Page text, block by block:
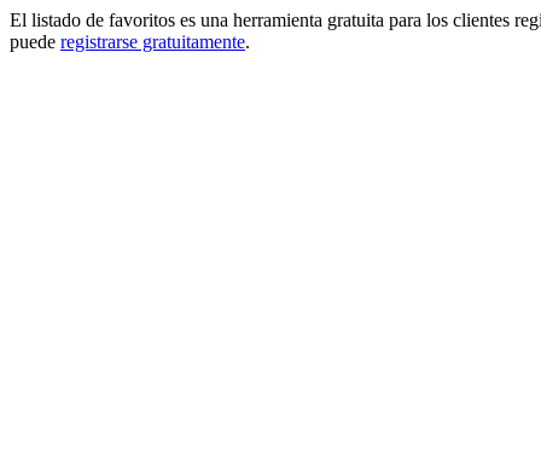
El listado de favoritos es una herramienta gratuita para los clientes
puede registrarse gratuitamente.